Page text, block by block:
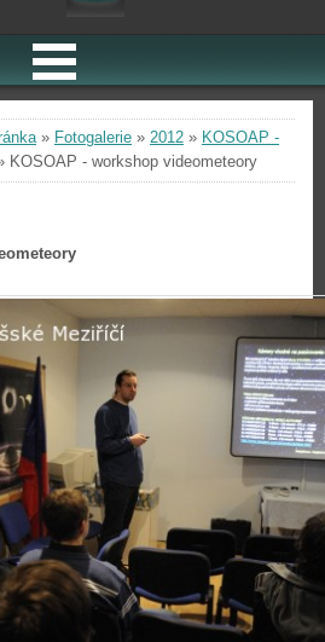
» Fotogalerie » 2012 » KOSOAP -
KOSOAP - workshop videometeory